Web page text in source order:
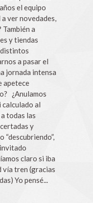
el equipo
ver novedades,
a
y tiendas
distintos
a pasar el
jornada intensa
apetece
¿Anulamos
al
todas las
y
“descubriendo”,
claro si iba
vía tren (gracias
Yo pensé...